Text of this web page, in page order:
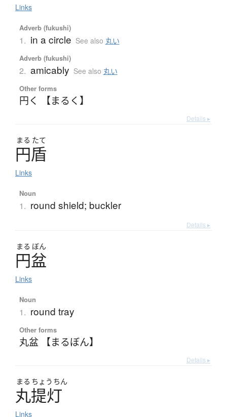
Links
Adverb (fukushi)
1. in a circle See also 丸い
Adverb (fukushi)
2. amicably See also 丸い
Other forms
円く 【まるく】
Details ▸
まる たて
円盾
Links
Noun
1. round shield; buckler
Details ▸
まる ぼん
円盆
Links
Noun
1. round tray
Other forms
丸盆 【まるぼん】
Details ▸
まる ちょう ちん
丸提灯
Links